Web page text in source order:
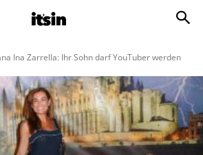
Ina Zarrella: Ihr Sohn darf YouTuber werden